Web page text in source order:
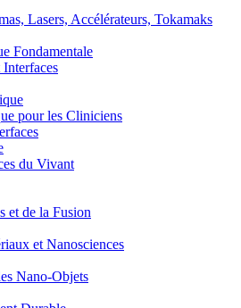
Lasers, Accélérateurs, Tokamaks
Fondamentale
pour les Cliniciens
du Vivant
et de la Fusion
et Nanosciences
Nano-Objets